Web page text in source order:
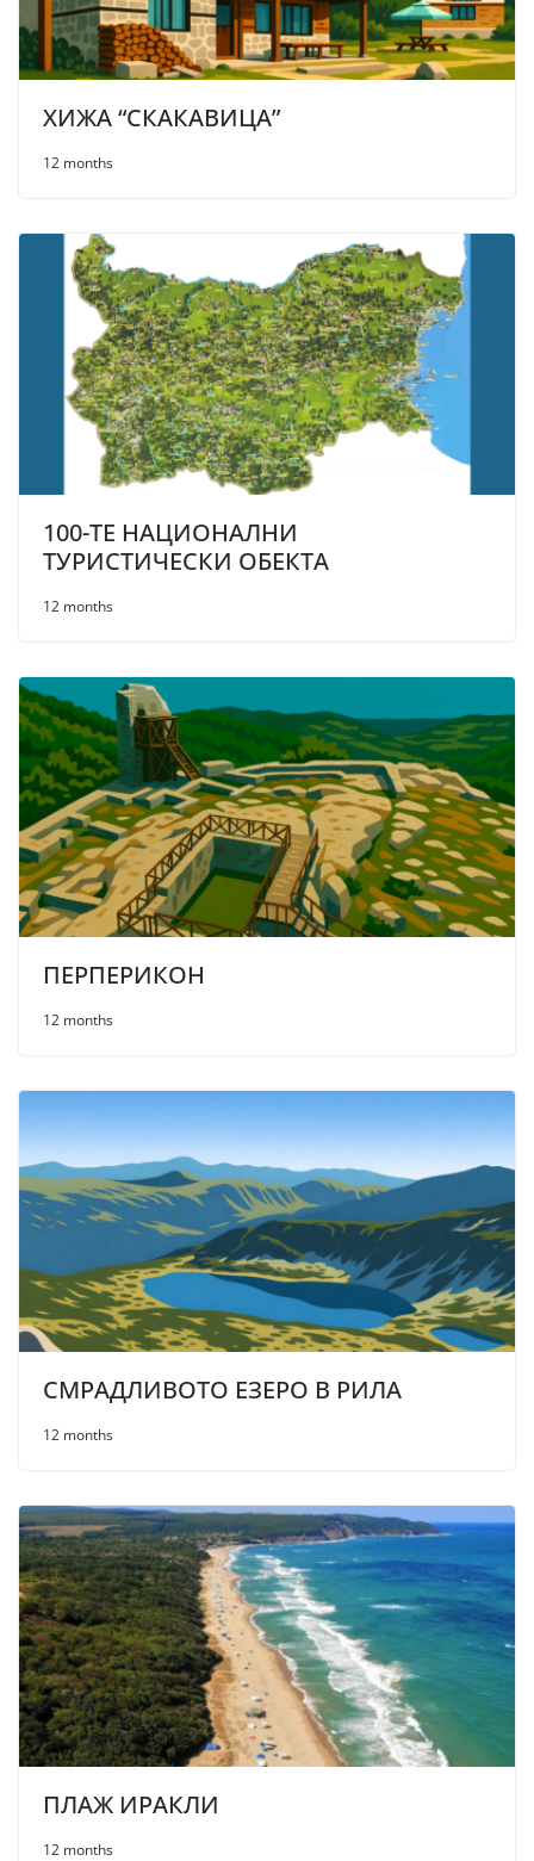
ХИЖА “СКАКАВИЦА”
12 months
100-ТЕ НАЦИОНАЛНИ
ТУРИСТИЧЕСКИ ОБЕКТА
12 months
ПЕРПЕРИКОН
12 months
СМРАДЛИВОТО ЕЗЕРО В РИЛА
12 months
ПЛАЖ ИРАКЛИ
12 months